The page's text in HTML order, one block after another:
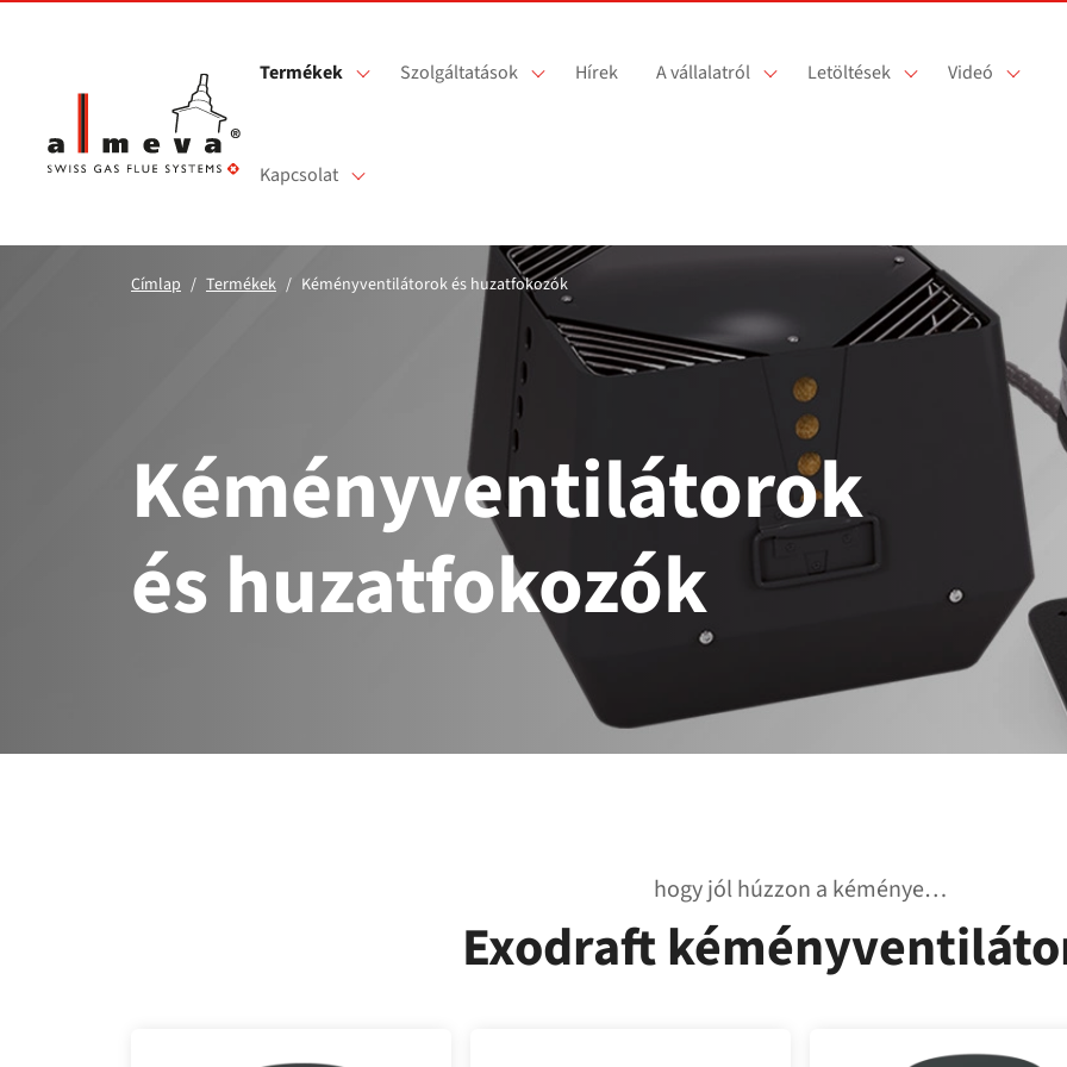
Termékek Szolgáltatások Hírek A vállalatról Letöltések Videó
Kapcsolat
Címlap Termékek Kéményventilátorok és huzatfokozók
Kéményventilátorok
és huzatfokozók
hogy jól húzzon a kéménye…
Exodraft